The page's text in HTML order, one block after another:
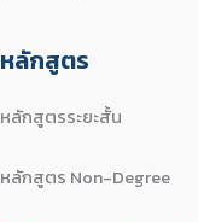
หลักสูตร
หลักสูตรระยะสั้น
หลักสูตร Non-Degree